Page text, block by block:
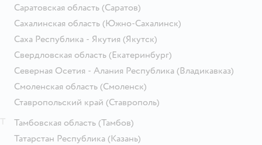
Саратовская область (Саратов)
Сахалинская область (Южно-Сахалинск)
Саха Республика - Якутия (Якутск)
Свердловская область (Екатеринбург)
Северная Осетия - Алания Республика (Владикавказ)
Смоленская область (Смоленск)
Ставропольский край (Ставрополь)
Тамбовская область (Тамбов)
Татарстан Республика (Казань)